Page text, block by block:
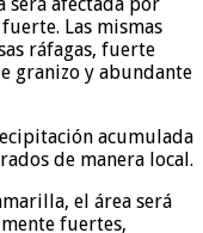
Las mismas
ráfagas, fuerte
granizo y abundante
acumulada
de manera local.
el área será
fuertes,